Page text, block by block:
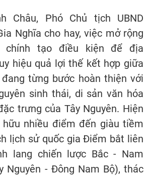
Châu, Phó Chủ tịch UBND
Nghĩa cho hay, việc mở rộng
chính tạo điều kiện để địa
hiệu quả lợi thế kết hợp giữa
từng bước hoàn thiện với
sinh thái, di sản văn hóa
trưng của Tây Nguyên. Hiện
nhiều điểm đến giàu tiềm
lịch sử quốc gia Điểm bắt liên
lang chiến lược Bắc - Nam
Nguyên - Đông Nam Bộ), thác